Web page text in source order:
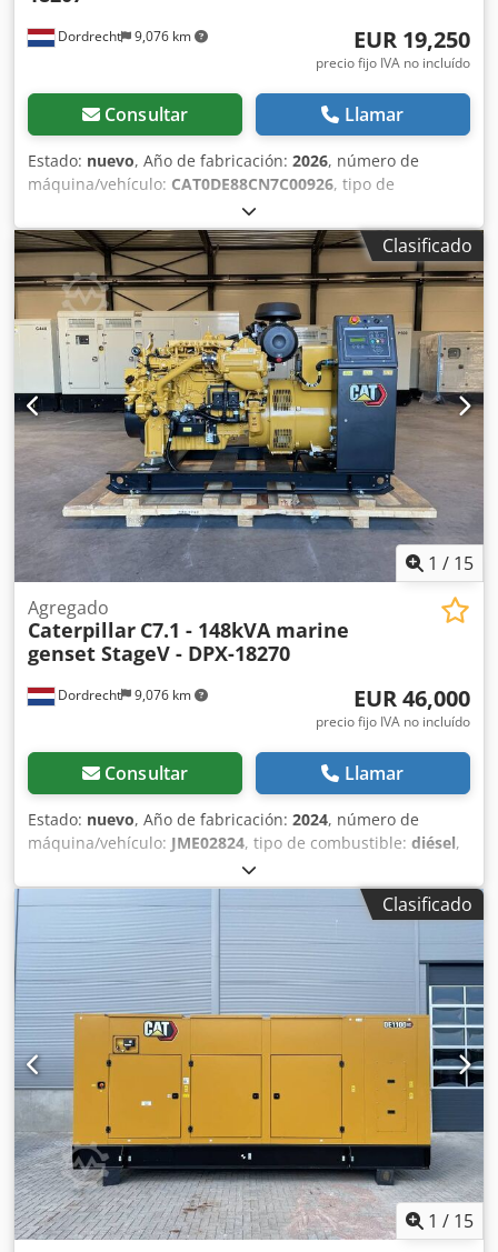
Dordrecht 9,076 km EUR 19,250
precio fijo IVA no incluído
Consultar Llamar
Estado: nuevo, Año de fabricación: 2026, número de
máquina/vehículo: CAT0DE88CN7C00926, tipo de
, fabricante de motores:
C4.4, Uso previsto: Construcción Peso en vacío: 1.141 kg
Potencia del generador: 88 kVA Dimensiones del
compartimento de carga: 229 x 113 x 148 cm Marcado CE:
sí Capacidad del depósito de agua: 149 l Póngase en
contacto con el equipo de DPX para más información.
Crsdpfsx Ib A Nox Amvof = Otras opciones y accesorios = -
Batería - Panel de control - Techo de acero - Depósito
Clasificado
1 / 15
Dordrecht 9,076 km
Agregado
Caterpillar C7.1 - 148kVA marine
genset StageV - DPX-18270
EUR 46,000
precio fijo IVA no incluído
Consultar Llamar
Estado: nuevo, Año de fabricación: 2024, número de
máquina/vehículo: JME02824, tipo de combustible: diésel,
Caterpillar C7.1
Construcción Peso en vacío: 1.522 kg Potencia del
generador: 148 kVA Dimensiones del compartimento de
carga: 194 x 126 x 97 cm Marcado CE: sí Csdpfx Asxw
Nctomvsrf Nivel de emisiones: Stage V / Tier IV final
Póngase en contacto con el equipo de DPX para más
información. = Más opciones y accesorios = - Panel de
control
Clasificado
1 / 15